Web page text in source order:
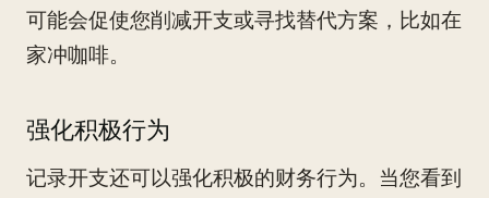
可能会促使您削减开支或寻找替代方案，比如在
家冲咖啡。
强化积极行为
记录开支还可以强化积极的财务行为。当您看到